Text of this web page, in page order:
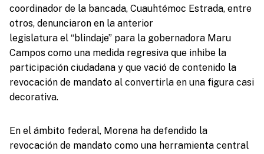
coordinador de la bancada, Cuauhtémoc Estrada, entre
otros, denunciaron en la anterior
legislatura el “blindaje” para la gobernadora Maru
Campos como una medida regresiva que inhibe la
participación ciudadana y que vació de contenido la
revocación de mandato al convertirla en una figura casi
decorativa.
En el ámbito federal, Morena ha defendido la
revocación de mandato como una herramienta central